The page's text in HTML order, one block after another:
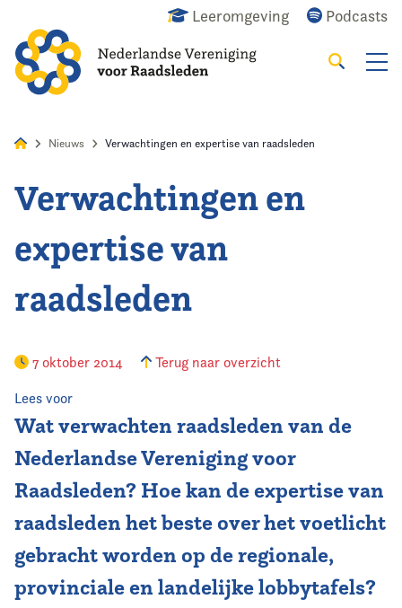
Leeromgeving Podcasts
Zoeken
Home
Agenda
Nieuws
Vereniging
Contact
Nieuws Verwachtingen en expertise van raadsleden
Verwachtingen en
expertise van
raadsleden
7 oktober 2014 Terug naar overzicht
Lees voor
Wat verwachten raadsleden van de
Nederlandse Vereniging voor
Raadsleden? Hoe kan de expertise van
raadsleden het beste over het voetlicht
gebracht worden op de regionale,
provinciale en landelijke lobbytafels?